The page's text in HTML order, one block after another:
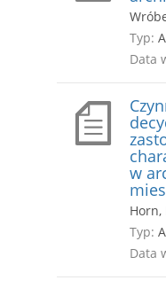
Typ:
Data
w
Horn,
Typ:
Data